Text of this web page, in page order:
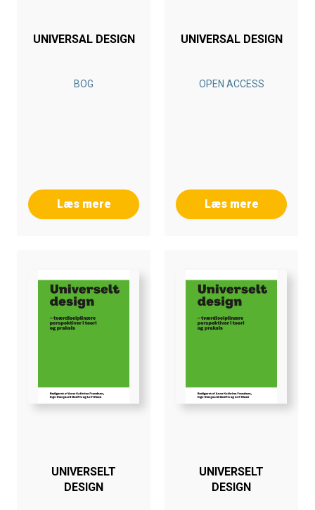
UNIVERSAL DESIGN
BOG
Læs mere
UNIVERSAL DESIGN
OPEN ACCESS
Læs mere
UNIVERSELT
DESIGN
UNIVERSELT
DESIGN